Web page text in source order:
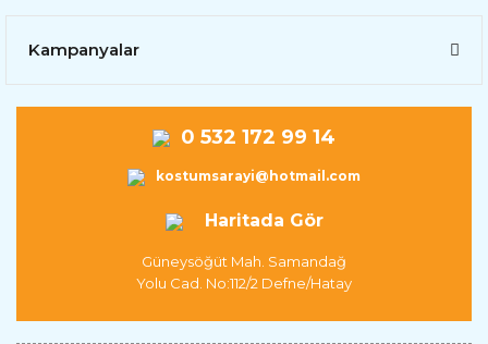
Kampanyalar
0 532 172 99 14
kostumsarayi@hotmail.com
Haritada Gör
Güneysöğüt Mah. Samandağ
Yolu Cad. No:112/2 Defne/Hatay